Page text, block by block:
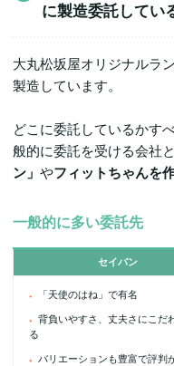
に製造委託してい
大丸松坂屋オリジナルラ
製造しています。
どこに委託しているかす
般的に委託を受ける会社
ン」 やフィットちゃんを
一般的に多い委託先
セイバン
「天使のはね」で有名
背負いやすさ、丈夫さにこだ
る
バリエーションも豊富で評判